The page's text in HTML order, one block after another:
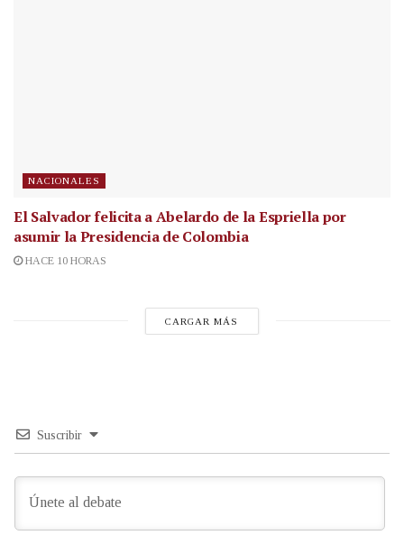
NACIONALES
El Salvador felicita a Abelardo de la Espriella por
asumir la Presidencia de Colombia
HACE 10 HORAS
CARGAR MÁS
Suscribir